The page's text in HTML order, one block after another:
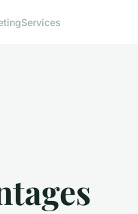
Services